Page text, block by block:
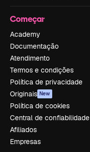
Começar
Academy
Documentação
Atendimento
Termos e condições
Política de privacidade
Originais New
Política de cookies
Central de confiabilidade
Afiliados
Empresas